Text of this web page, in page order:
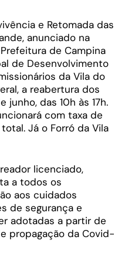
e Retomada das
anunciado na
de Campina
de Desenvolvimento
da Vila do
a reabertura dos
das 10h às 17h.
com taxa de
Já o Forró da Vila
licenciado,
a todos os
aos cuidados
de segurança e
adotadas a partir de
propagação da Covid-